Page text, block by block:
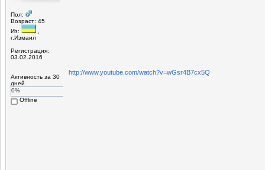
Пол:
Возраст: 45
Из:
г.Измаил
Регистрация:
03.02.2016
Активность за 30
дней
0%
Offline
http://www.youtube.com/watch?v=wGsr4B7cx5Q